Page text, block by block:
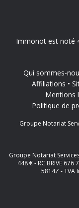
Immonot est noté
Qui sommes-
Affiliations
Mentions
Politique de
Groupe Notariat
Groupe Notariat
448 € - RC BRIVE 676
5814Z - TVA